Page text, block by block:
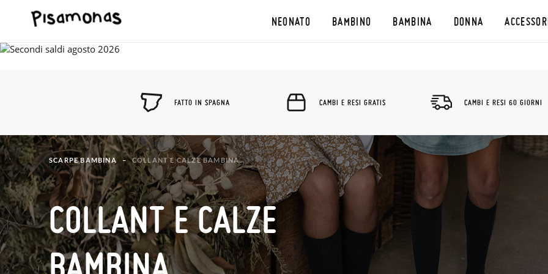
NEONATO BAMBINO BAMBINA DONNA
FATTO IN SPAGNA CAMBI E RESI GRATIS CAMBI E RESI 60 GIORNI
SCARPE BAMBINA COLLANT E CALZE BAMBINA
COLLANT E CALZE